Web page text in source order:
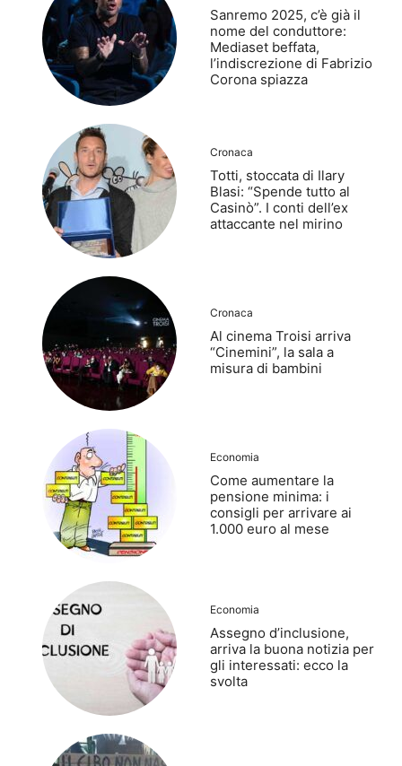
Sanremo 2025, c’è già il
nome del conduttore:
Mediaset beffata,
l’indiscrezione di Fabrizio
Corona spiazza
Cronaca
Totti, stoccata di Ilary
Blasi: “Spende tutto al
Casinò”. I conti dell’ex
attaccante nel mirino
Cronaca
Al cinema Troisi arriva
“Cinemini”, la sala a
misura di bambini
Economia
Come aumentare la
pensione minima: i
consigli per arrivare ai
1.000 euro al mese
Economia
Assegno d’inclusione,
arriva la buona notizia per
gli interessati: ecco la
svolta